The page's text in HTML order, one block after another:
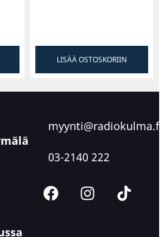
LISÄÄ OSTOSKORIIN
myynti@radiokulma.fi
03-2140 222